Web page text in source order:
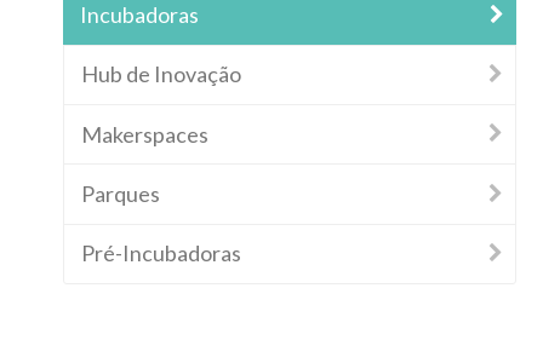
Incubadoras
Hub de Inovação
Makerspaces
Parques
Pré-Incubadoras